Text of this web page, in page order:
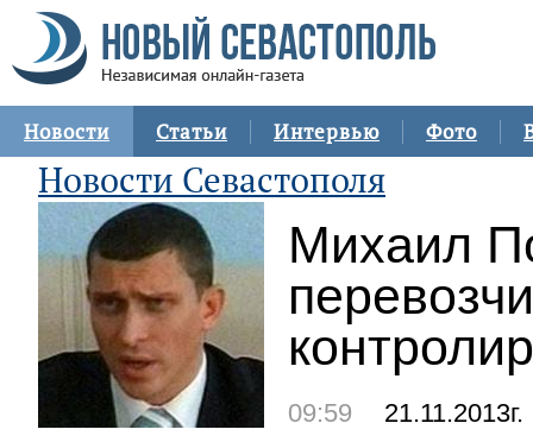
Новости Статьи Интервью Фото
Новости Севастополя
Михаил
09:59 21.11.2013г.